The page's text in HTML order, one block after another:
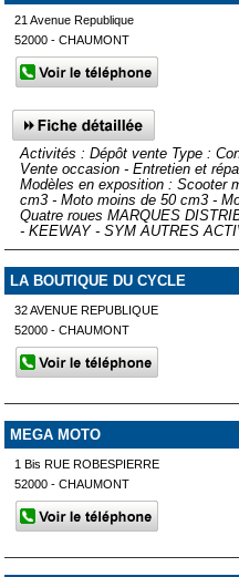
21 Avenue Republique
52000 - CHAUMONT
Activités : Dépôt vente Type :
Vente occasion - Entretien et
Modèles en exposition : Scooter
cm3 - Moto moins de 50 cm3 -
Quatre roues MARQUES
- KEEWAY - SYM AUTRES
LA BOUTIQUE DU CYCLE
32 AVENUE REPUBLIQUE
52000 - CHAUMONT
MEGA MOTO
1 Bis RUE ROBESPIERRE
52000 - CHAUMONT